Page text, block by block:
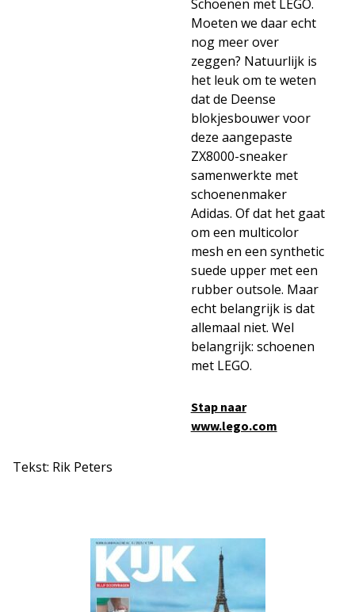
Schoenen met LEGO.
Moeten we daar echt
nog meer over
zeggen? Natuurlijk is
het leuk om te weten
dat de Deense
blokjesbouwer voor
deze aangepaste
ZX8000-sneaker
samenwerkte met
schoenenmaker
Adidas. Of dat het gaat
om een multicolor
mesh en een synthetic
suede upper met een
rubber outsole. Maar
echt belangrijk is dat
allemaal niet. Wel
belangrijk: schoenen
met LEGO.
Stap naar
www.lego.com
Tekst: Rik Peters